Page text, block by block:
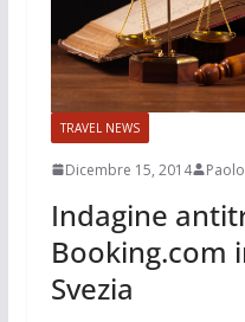
TRAVEL NEWS
Dicembre 15, 2014
Indagine
Booking.com
Svezia